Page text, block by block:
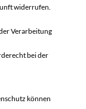
widerrufen.
Verarbeitung
bei der
können